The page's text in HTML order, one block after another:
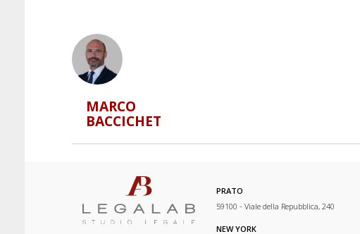
MARCO
BACCICHET
PRATO
59100 - Viale della Repubblica, 240
NEW YORK